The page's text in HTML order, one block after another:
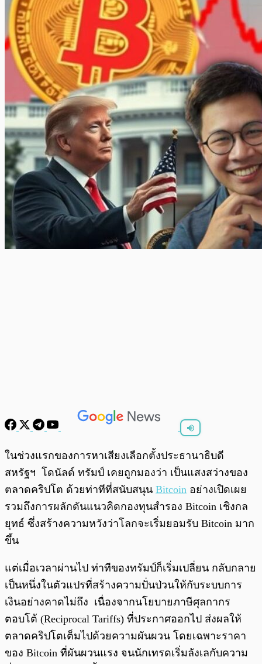
0:00 /0:00
ในช่วงแรกของการหาเสียงเลือกตั้งประธานาธิบดี
สหรัฐฯ โดนัลด์ ทรัมป์ เคยถูกมองว่า เป็นแสงสว่างของ
ตลาดคริปโต ด้วยท่าทีที่สนับสนุน Bitcoin อย่างเปิดเผย
รวมถึงการผลักดันแนวคิดกองทุนสำรอง Bitcoin เชิงกล
ยุทธ์ ซึ่งสร้างความหวังว่าโลกจะเริ่มยอมรับ Bitcoin มาก
ขึ้น
แต่เมื่อเวลาผ่านไป ท่าทีของทรัมป์ก็เริ่มเปลี่ยน กลับกลาย
เป็นหนึ่งในตัวแปรที่สร้างความปั่นป่วนให้กับระบบการ
เงินอย่างคาดไม่ถึง เนื่องจากนโยบายภาษีศุลกากร
ตอบโต้ (Reciprocal Tariffs) ที่ประกาศออกไป ส่งผลให้
ตลาดคริปโตเต็มไปด้วยความผันผวน โดยเฉพาะราคา
ของ Bitcoin ที่ผันผวนแรง จนนักเทรดเริ่มลังเลกับความ